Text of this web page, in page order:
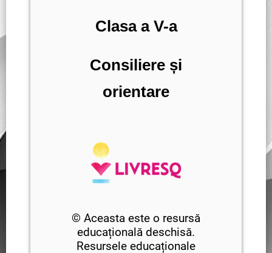
Clasa a V-a
Consiliere și
orientare
© Aceasta este o resursă
educațională deschisă.
Resursele educaționale